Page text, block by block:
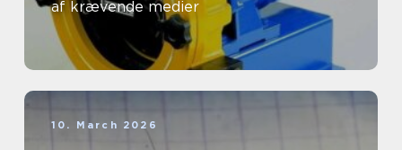
af krævende medier
10. March 2026